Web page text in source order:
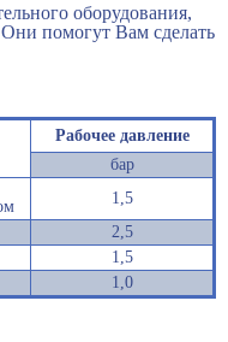
оборудования,
помогут Вам сделать
Рабочее давление
бар
1,5
2,5
1,5
1,0